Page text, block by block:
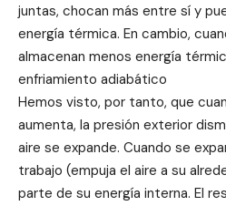
juntas, chocan más entre sí y
energía térmica. En cambio,
almacenan menos energía
enfriamiento adiabático
Hemos visto, por tanto, que
aumenta, la presión exterior
aire se expande. Cuando se
trabajo (empuja el aire a su
parte de su energía interna. El